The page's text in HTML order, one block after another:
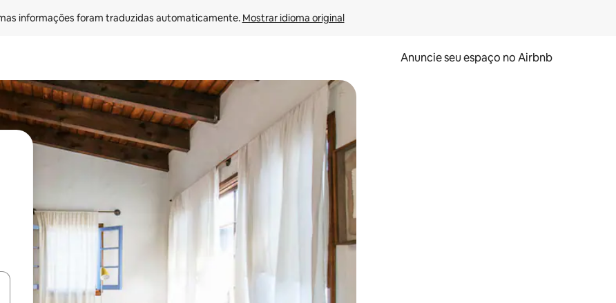
informações foram traduzidas automaticamente. Mostrar idioma original
Anuncie seu espaço no Airbnb
os usando as seta para cima e para baixo do teclado ou tocando e deslizando o dedo na tela.